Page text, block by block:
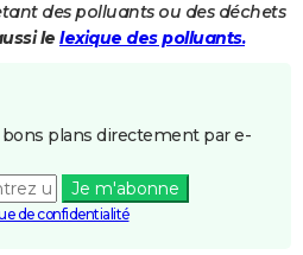
des polluants ou des déchets
le lexique des polluants.
plans directement par e-
Je m'abonne
de confidentialité